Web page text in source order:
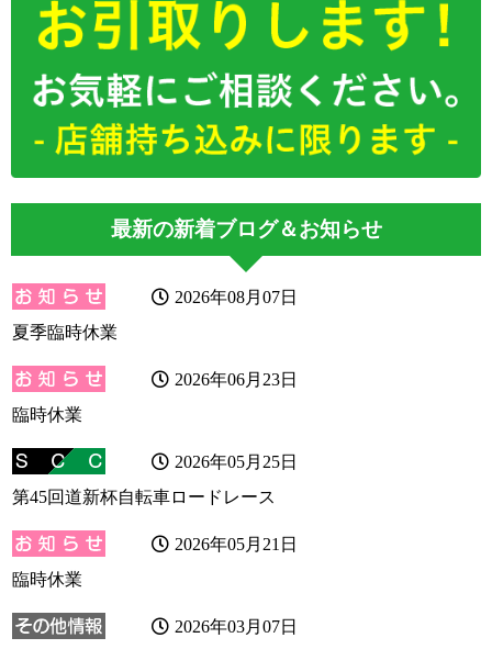
最新の新着ブログ＆お知らせ
2026年08月07日
夏季臨時休業
2026年06月23日
臨時休業
2026年05月25日
第45回道新杯自転車ロードレース
2026年05月21日
臨時休業
2026年03月07日